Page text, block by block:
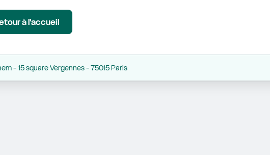
à l'accueil
- 15 square Vergennes - 75015 Paris